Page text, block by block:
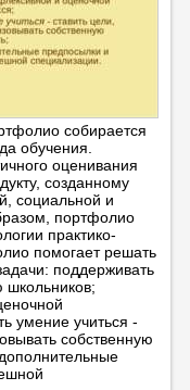
собирается
обучения.
оценивания
созданному
социальной и
портфолио
практико-
помогает решать
поддерживать
школьников;
умение учиться -
собственную